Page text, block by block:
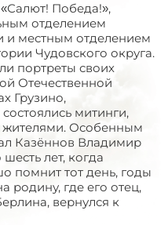
Победа!»,
отделением
и местным отделением
Чудовского округа.
портреты своих
Отечественной
Грузино,
митинги,
Особенным
Казённов Владимир
лет, когда
помнит тот день, годы
родину, где его отец,
вернулся к